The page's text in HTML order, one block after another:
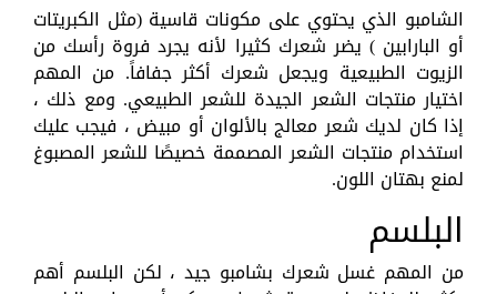
الشامبو الذي يحتوي على مكونات قاسية (مثل الكبريتات
أو البارابين ) يضر شعرك كثيرا لأنه يجرد فروة رأسك من
الزيوت الطبيعية ويجعل شعرك أكثر جفافاً. من المهم
اختيار منتجات الشعر الجيدة للشعر الطبيعي. ومع ذلك ،
إذا كان لديك شعر معالج بالألوان أو مبيض ، فيجب عليك
استخدام منتجات الشعر المصممة خصيصًا للشعر المصبوغ
لمنع بهتان اللون.
البلسم
من المهم غسل شعرك بشامبو جيد ، لكن البلسم أهم